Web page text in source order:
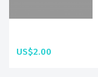
US$2.00